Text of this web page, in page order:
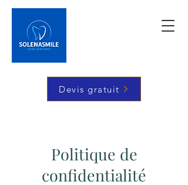
Devis gratuit
Politique de
confidentialité